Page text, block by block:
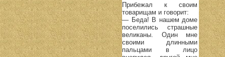
Прибежал к своим
товарищам и говорит:
— Беда! В нашем доме
поселились страшные
великаны. Один мне
своими длинными
пальцами в лицо